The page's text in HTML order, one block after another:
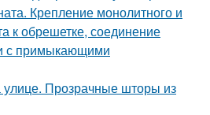
Крепление монолитного и
к обрешетке, соединение
с примыкающими
улице. Прозрачные шторы из